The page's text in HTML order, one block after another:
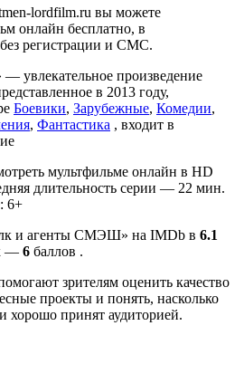
lordfilm.ru вы можете
онлайн бесплатно, в
регистрации и СМС.
произведение
в 2013 году,
Боевики, Зарубежные, Комедии,
, Фантастика , входит в
мультфильме онлайн в HD
длительность серии — 22 мин.
6+
и агенты СМЭШ» на IMDb в 6.1
— 6 баллов .
зрителям оценить качество
проекты и понять, насколько
хорошо принят аудиторией.